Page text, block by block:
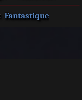
Fantastique